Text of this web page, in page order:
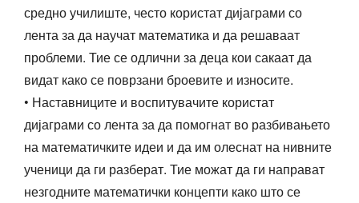
средно училиште, често користат дијаграми со
лента за да научат математика и да решаваат
проблеми. Тие се одлични за деца кои сакаат да
видат како се поврзани броевите и износите.
• Наставниците и воспитувачите користат
дијаграми со лента за да помогнат во разбивањето
на математичките идеи и да им олеснат на нивните
ученици да ги разберат. Тие можат да ги направат
незгодните математички концепти како што се